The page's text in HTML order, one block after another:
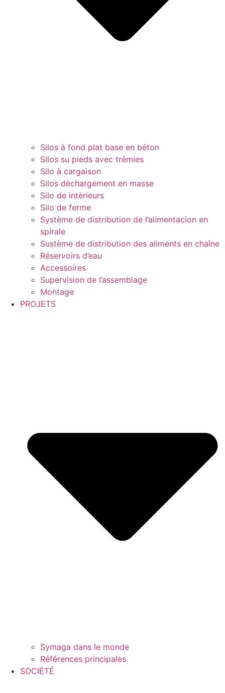
Silos à fond plat base en béton
Silos su pieds avec trémies
Silo à cargaison
Silos dèchargement en masse
Silo de intèrieurs
Silo de ferme
Système de distribution de l’alimentacion en
spirale
Sustème de distribution des aliments en chaîne
Réservoirs d’eau
Accessoires
Supervision de l’assemblage
Montage
PROJETS
Symaga dans le monde
Références principales
SOCIÉTÉ